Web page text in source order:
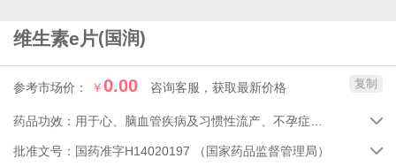
维生素e片(国润)
参考市场价： ￥0.00 咨询客服，获取最新价格 复制
药品功效： 
批准文号： 国药准字H14020197 （国家药品监督管理局） 